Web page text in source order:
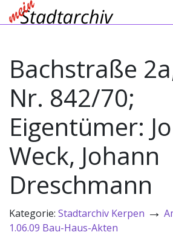
Bachstraße
Nr. 842/70;
Eigentümer:
Weck, Johann
Dreschmann
Kategorie: Stadtarchiv Kerpen →
1.06.09 Bau-Haus-Akten